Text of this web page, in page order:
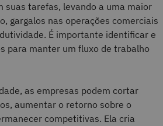
suas tarefas, levando a uma maior
gargalos nas operações comerciais
É importante identificar e
para manter um fluxo de trabalho
as empresas podem cortar
aumentar o retorno sobre o
competitivas. Ela cria